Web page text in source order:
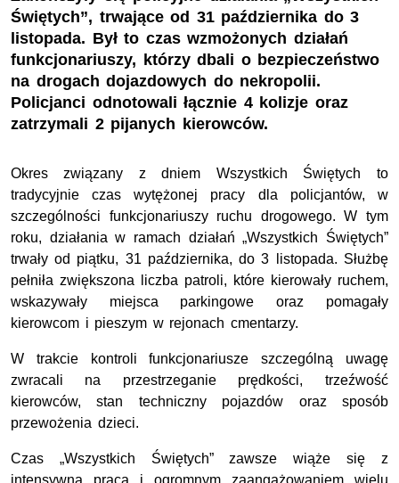
Świętych”, trwające od 31 października do 3
listopada. Był to czas wzmożonych działań
funkcjonariuszy, którzy dbali o bezpieczeństwo
na drogach dojazdowych do nekropolii.
Policjanci odnotowali łącznie 4 kolizje oraz
zatrzymali 2 pijanych kierowców.
Okres związany z dniem Wszystkich Świętych to
tradycyjnie czas wytężonej pracy dla policjantów, w
szczególności funkcjonariuszy ruchu drogowego. W tym
roku, działania w ramach działań „Wszystkich Świętych”
trwały od piątku, 31 października, do 3 listopada. Służbę
pełniła zwiększona liczba patroli, które kierowały ruchem,
wskazywały miejsca parkingowe oraz pomagały
kierowcom i pieszym w rejonach cmentarzy.
W trakcie kontroli funkcjonariusze szczególną uwagę
zwracali na przestrzeganie prędkości, trzeźwość
kierowców, stan techniczny pojazdów oraz sposób
przewożenia dzieci.
Czas „Wszystkich Świętych” zawsze wiąże się z